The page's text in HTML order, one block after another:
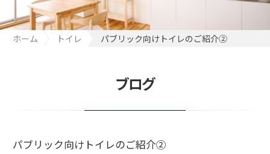
ホーム トイレ パブリック向けトイレのご紹介②
ブログ
パブリック向けトイレのご紹介②